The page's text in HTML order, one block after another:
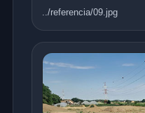
../referencia/09.jpg